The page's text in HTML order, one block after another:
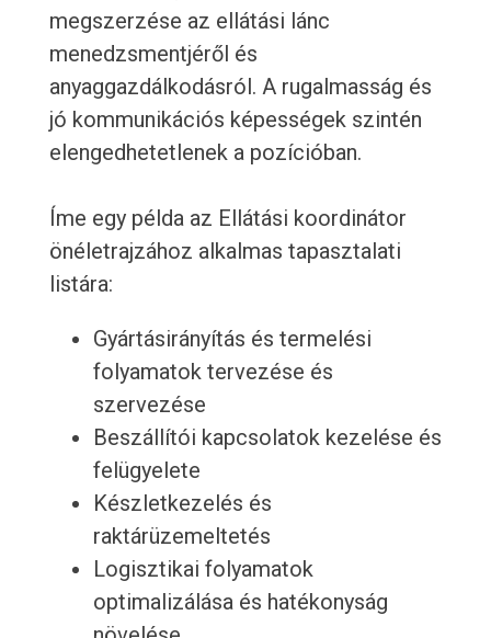
megszerzése az ellátási lánc
menedzsmentjéről és
anyaggazdálkodásról. A rugalmasság és
jó kommunikációs képességek szintén
elengedhetetlenek a pozícióban.
Íme egy példa az Ellátási koordinátor
önéletrajzához alkalmas tapasztalati
listára:
Gyártásirányítás és termelési
folyamatok tervezése és
szervezése
Beszállítói kapcsolatok kezelése és
felügyelete
Készletkezelés és
raktárüzemeltetés
Logisztikai folyamatok
optimalizálása és hatékonyság